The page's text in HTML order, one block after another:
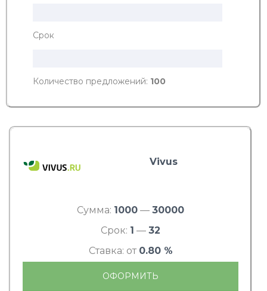
Срок
Количество предложений: 100
Vivus
Сумма: 1000 — 30000
Срок: 1 — 32
Ставка: от 0.80 %
ОФОРМИТЬ